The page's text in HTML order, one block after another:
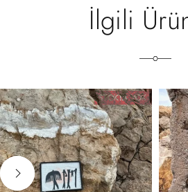
İlgili
STOKTA YOK